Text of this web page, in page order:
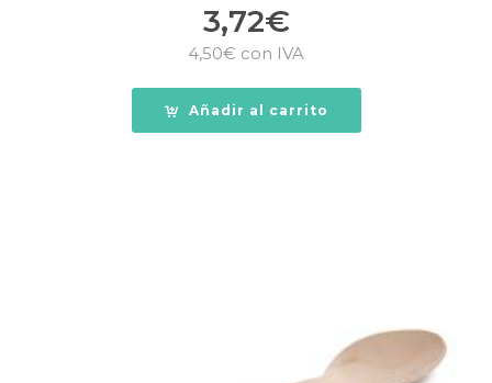
3,72€
4,50€ con IVA
Añadir al carrito